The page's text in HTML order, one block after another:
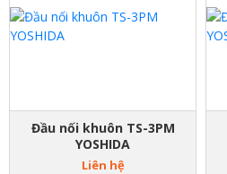
Đầu nối khuôn TS-3PM
YOSHIDA
Liên hệ